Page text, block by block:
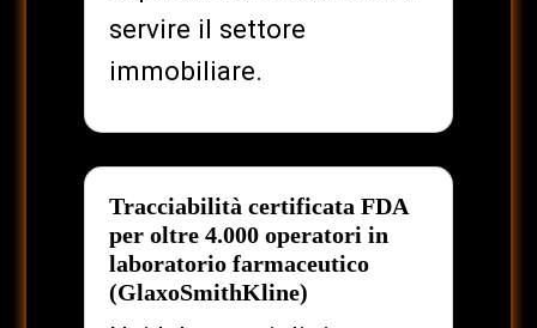
servire il settore
immobiliare.
Tracciabilità certificata FDA
per oltre 4.000 operatori in
laboratorio farmaceutico
(GlaxoSmithKline)